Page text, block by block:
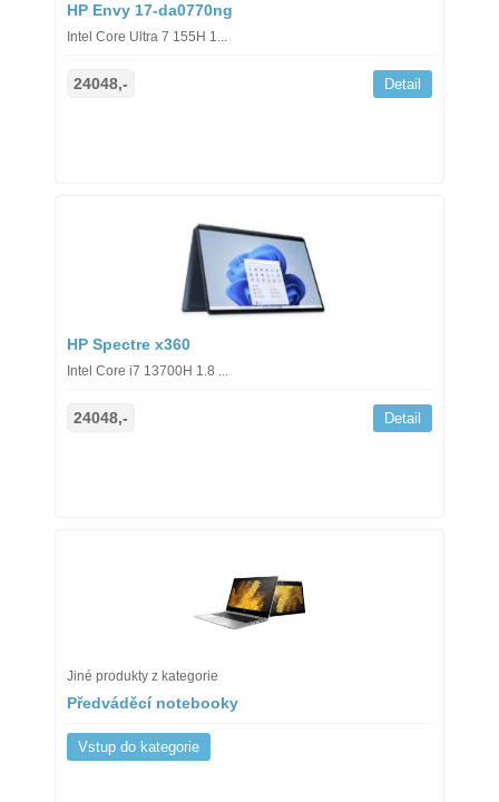
HP Envy 17-da0770ng
Intel Core Ultra 7 155H 1...
24048,- Detail
HP Spectre x360
Intel Core i7 13700H 1.8 ...
24048,- Detail
Jiné produkty z kategorie
Předváděcí notebooky
Vstup do kategorie